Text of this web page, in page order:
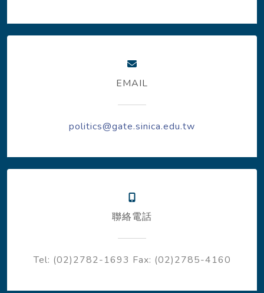
EMAIL
politics@gate.sinica.edu.tw
聯絡電話
Tel: (02)2782-1693 Fax: (02)2785-4160